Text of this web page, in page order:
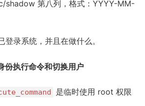
shadow 第八列，格式：YYYY-MM-
登录系统，并且在做什么。
份执行命令和切换用户
是临时使用 root 权限